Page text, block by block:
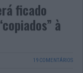
ficado
à
19 COMENTÁRIOS